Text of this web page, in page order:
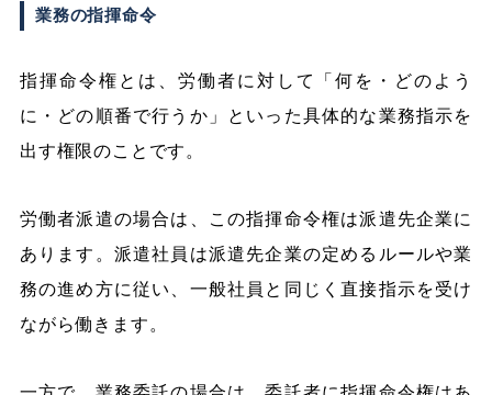
業務の指揮命令
指揮命令権とは、労働者に対して「何を・どのよう
に・どの順番で行うか」といった具体的な業務指示を
出す権限のことです。
労働者派遣の場合は、この指揮命令権は派遣先企業に
あります。派遣社員は派遣先企業の定めるルールや業
務の進め方に従い、一般社員と同じく直接指示を受け
ながら働きます。